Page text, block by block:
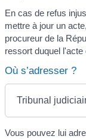
En cas de refus
mettre à jour un
procureur de la
ressort duquel l'acte
Où s’adresser ?
Tribunal
Vous pouvez lui